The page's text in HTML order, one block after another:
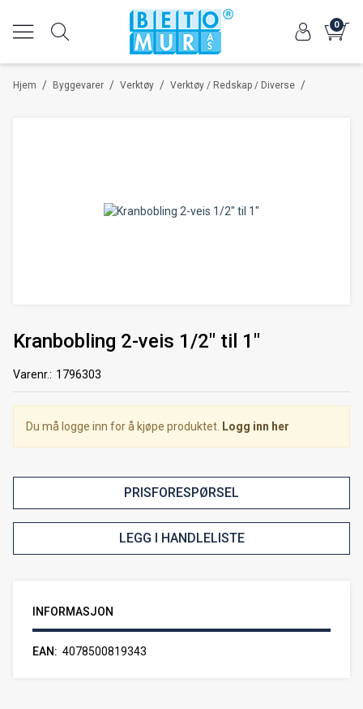
0
/
Hjem /
Byggevarer /
Verktøy /
Verktøy / Redskap / Diverse
Kranbobling 2-veis 1/2" til 1"
Varenr.: 1796303
Du må logge inn for å kjøpe produktet. Logg inn her
PRISFORESPØRSEL
LEGG I HANDLELISTE
INFORMASJON
EAN 4078500819343